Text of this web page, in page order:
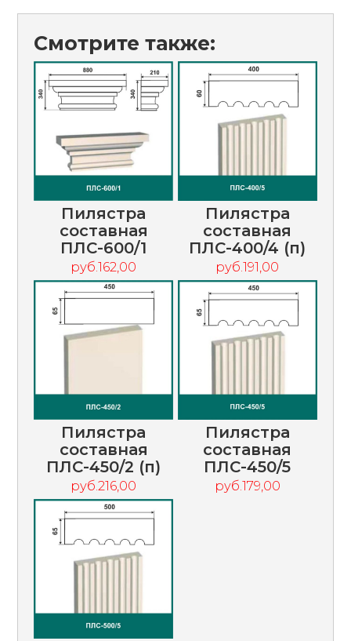
Смотрите также:
Пилястра
составная
ПЛС-600/1
руб.162,00
Пилястра
составная
ПЛС-400/4 (п)
руб.191,00
Пилястра
составная
ПЛС-450/2 (п)
руб.216,00
Пилястра
составная
ПЛС-450/5
руб.179,00